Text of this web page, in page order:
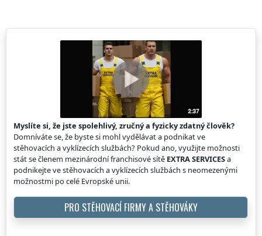
Myslíte si, že jste spolehlivý, zručný a fyzicky zdatný člověk?
Domníváte se, že byste si mohl vydělávat a podnikat ve
stěhovacích a vyklízecích službách? Pokud ano, využijte možnosti
stát se členem mezinárodní franchisové sítě EXTRA SERVICESa
podnikejte ve stěhovacích a vyklízecích službách s neomezenými
možnostmi po celé Evropské unii.
PRO STĚHOVACÍ FIRMY A STĚHOVÁKY